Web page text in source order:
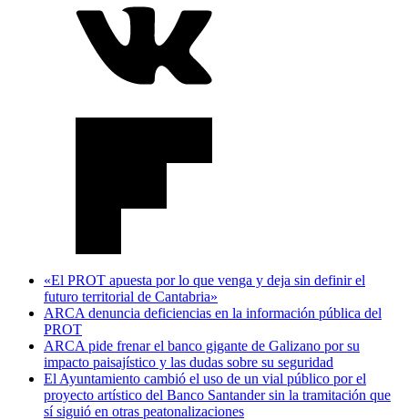
«El PROT apuesta por lo que venga y deja sin definir el
futuro territorial de Cantabria»
ARCA denuncia deficiencias en la información pública del
PROT
ARCA pide frenar el banco gigante de Galizano por su
impacto paisajístico y las dudas sobre su seguridad
El Ayuntamiento cambió el uso de un vial público por el
proyecto artístico del Banco Santander sin la tramitación que
sí siguió en otras peatonalizaciones